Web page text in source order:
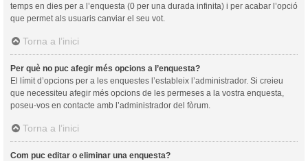
temps en dies per a l’enquesta (0 per una durada infinita) i per acabar l’opció
que permet als usuaris canviar el seu vot.
Torna a l’inici
Per què no puc afegir més opcions a l’enquesta?
El límit d’opcions per a les enquestes l’estableix l’administrador. Si creieu
que necessiteu afegir més opcions de les permeses a la vostra enquesta,
poseu-vos en contacte amb l’administrador del fòrum.
Torna a l’inici
Com puc editar o eliminar una enquesta?